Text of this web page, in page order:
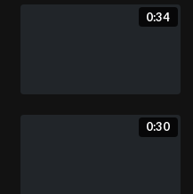
0:34
0:30